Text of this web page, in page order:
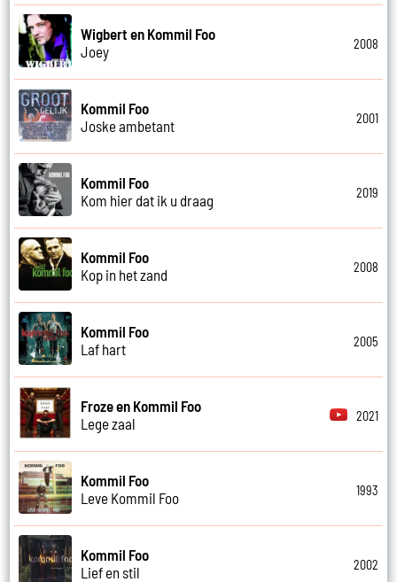
Wigbert en Kommil Foo
Joey
2008
Kommil Foo
Joske ambetant
2001
Kommil Foo
Kom hier dat ik u draag
2019
Kommil Foo
Kop in het zand
2008
Kommil Foo
Laf hart
2005
Froze en Kommil Foo
Lege zaal
2021
Kommil Foo
Leve Kommil Foo
1993
Kommil Foo
Lief en stil
2002